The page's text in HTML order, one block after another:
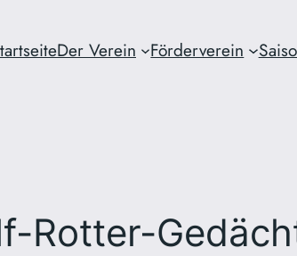
Der Verein Förderverein
Rotter-